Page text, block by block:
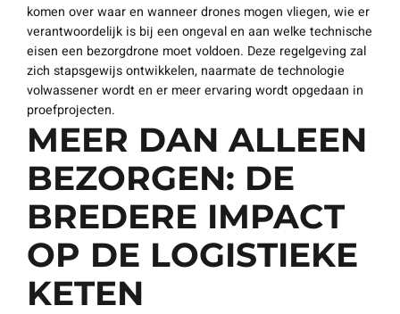
komen over waar en wanneer drones mogen vliegen, wie er
verantwoordelijk is bij een ongeval en aan welke technische
eisen een bezorgdrone moet voldoen. Deze regelgeving zal
zich stapsgewijs ontwikkelen, naarmate de technologie
volwassener wordt en er meer ervaring wordt opgedaan in
proefprojecten.
MEER DAN ALLEEN
BEZORGEN: DE
BREDERE IMPACT
OP DE LOGISTIEKE
KETEN